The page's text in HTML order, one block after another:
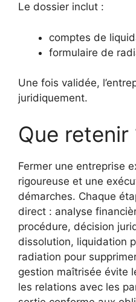
Le dossier inclut :
comptes de
formulaire de
Une fois validée,
juridiquement.
Que retenir
Fermer une entreprise
rigoureuse et une
démarches. Chaque
direct : analyse
procédure, décision
dissolution, liquidation
radiation pour
gestion maîtrisée évite
les relations avec les